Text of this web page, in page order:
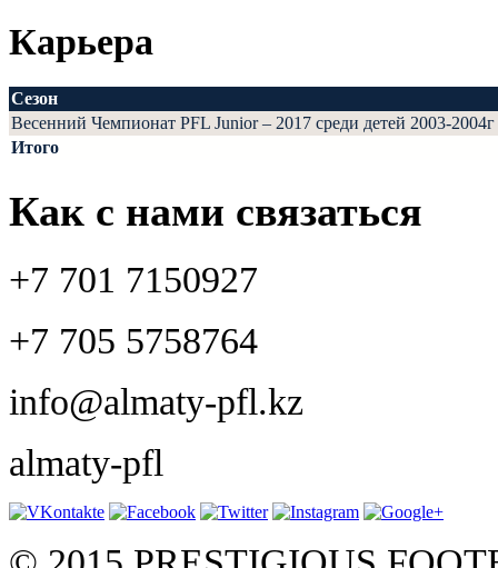
Карьера
Сезон
Весенний Чемпионат PFL Junior – 2017 среди детей 2003-2004г
Итого
Как с нами связаться
+7 701 7150927
+7 705 5758764
info@almaty-pfl.kz
almaty-pfl